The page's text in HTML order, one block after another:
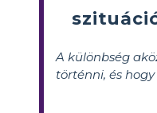
A különbség
történni, és